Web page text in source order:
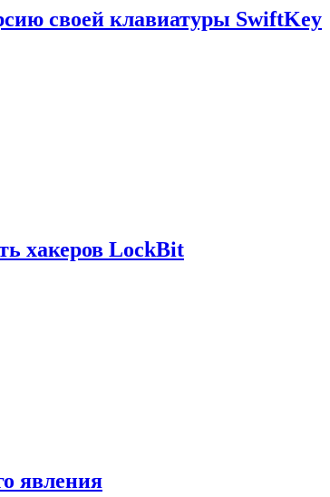
своей клавиатуры SwiftKey
хакеров LockBit
явления